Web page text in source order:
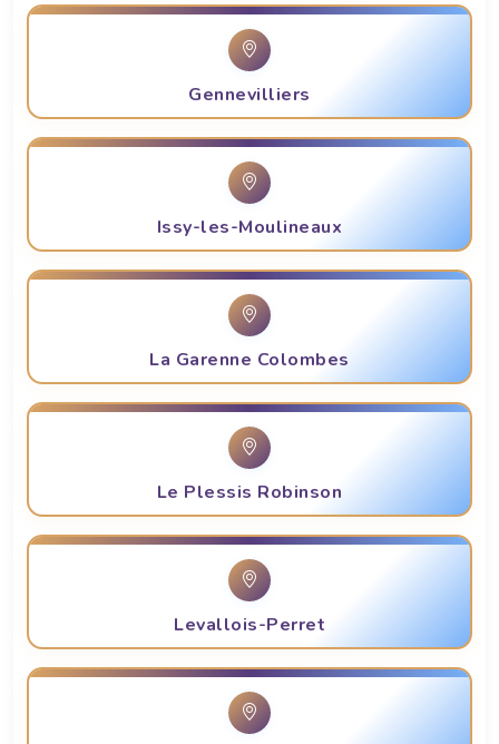
Gennevilliers
Issy-les-Moulineaux
La Garenne Colombes
Le Plessis Robinson
Levallois-Perret